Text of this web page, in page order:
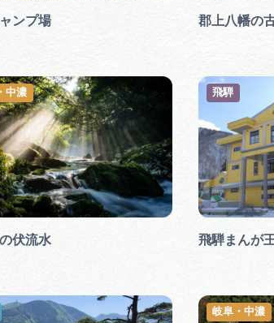
ンプ場 郡上八幡の
伏流水
中濃
飛騨まんが
飛騨
岐阜・中濃